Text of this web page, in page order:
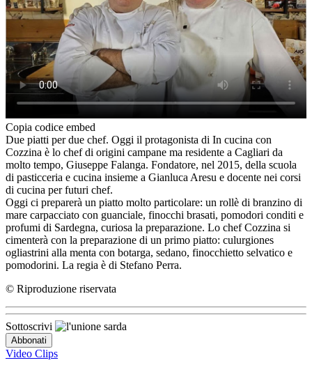
Copia codice embed
Due piatti per due chef. Oggi il protagonista di In cucina con
Cozzina è lo chef di origini campane ma residente a Cagliari da
molto tempo, Giuseppe Falanga. Fondatore, nel 2015, della scuola
di pasticceria e cucina insieme a Gianluca Aresu e docente nei corsi
di cucina per futuri chef.
Oggi ci preparerà un piatto molto particolare: un rollè di branzino di
mare carpacciato con guanciale, finocchi brasati, pomodori conditi e
profumi di Sardegna, curiosa la preparazione. Lo chef Cozzina si
cimenterà con la preparazione di un primo piatto: culurgiones
ogliastrini alla menta con botarga, sedano, finocchietto selvatico e
pomodorini. La regia è di Stefano Perra.
© Riproduzione riservata
Sottoscrivi
Video Clips